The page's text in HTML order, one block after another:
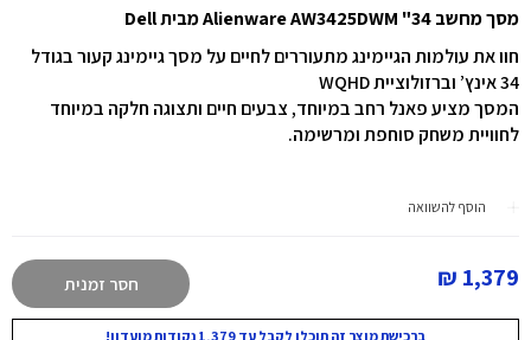
מסך מחשב Alienware AW3425DWM "34 מבית Dell
חוו את עולמות הגיימינג מתעוררים לחיים על מסך גיימינג קעור בגודל
34 אינץ’ וברזולוציית WQHD
המסך מציע פאנל רחב במיוחד, צבעים חיים ותצוגה חלקה במיוחד
לחוויית משחק סוחפת ומרשימה.
הוסף להשוואה
1,379 ₪ חסר זמנית
ברכישת מוצר זה תוכלו לקבל עד 1,379 נקודות מועדון!